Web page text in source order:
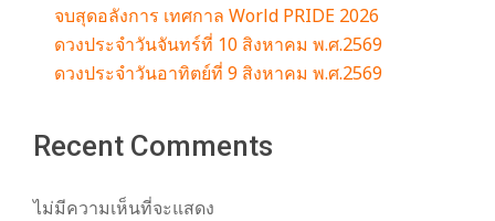
จบสุดอลังการ เทศกาล World PRIDE 2026
ดวงประจำวันจันทร์ที่ 10 สิงหาคม พ.ศ.2569
ดวงประจำวันอาทิตย์ที่ 9 สิงหาคม พ.ศ.2569
Recent Comments
ไม่มีความเห็นที่จะแสดง